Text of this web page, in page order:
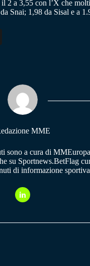
2 a 3,55 con l’X che
Snai; 1,98 da Sisal e a
MME
sono a cura di
su Sportnews.BetFlag
di informazione